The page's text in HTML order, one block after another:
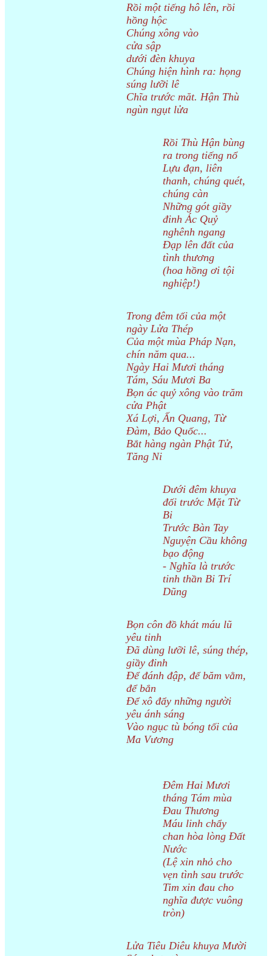
Rồi một tiếng hô lên, rồi
hồng hộc
Chúng xông vào
cửa sập
dưới đèn khuya
Chúng hiện hình ra: họng
súng lưỡi lê
Chĩa trước măt. Hận Thù
ngùn ngụt lửa
Rồi Thù Hận bùng
ra trong tiếng nổ
Lựu đạn, liên
thanh, chúng quét,
chúng càn
Những gót giầy
đinh Ác Quỷ
nghênh ngang
Đạp lên đất của
tình thương
(hoa hồng ơi tội
nghiệp!)
Trong đêm tối của một
ngày Lửa Thép
Của một mùa Pháp Nạn,
chín năm qua...
Ngày Hai Mươi tháng
Tám, Sáu Mươi Ba
Bọn ác quỷ xông vào trăm
cửa Phật
Xá Lợi, Ấn Quang, Từ
Đàm, Bảo Quốc...
Bắt hàng ngàn Phật Tử,
Tăng Ni
Dưới đêm khuya
đối trước Mặt Từ
Bi
Trước Bàn Tay
Nguyện Cầu không
bạo động
- Nghĩa là trước
tinh thần Bi Trí
Dũng
Bọn côn đồ khát máu lũ
yêu tinh
Đã dùng lưỡi lê, súng thép,
giầy đinh
Để đánh đập, để băm vằm,
để bắn
Để xô đẩy những người
yêu ánh sáng
Vào ngục tù bóng tối của
Ma Vương
Đêm Hai Mươi
tháng Tám mùa
Đau Thương
Máu linh chẩy
chan hòa lòng Đất
Nước
(Lệ xin nhỏ cho
vẹn tình sau trước
Tim xin đau cho
nghĩa được vuông
tròn)
Lửa Tiêu Diêu khuya Mười